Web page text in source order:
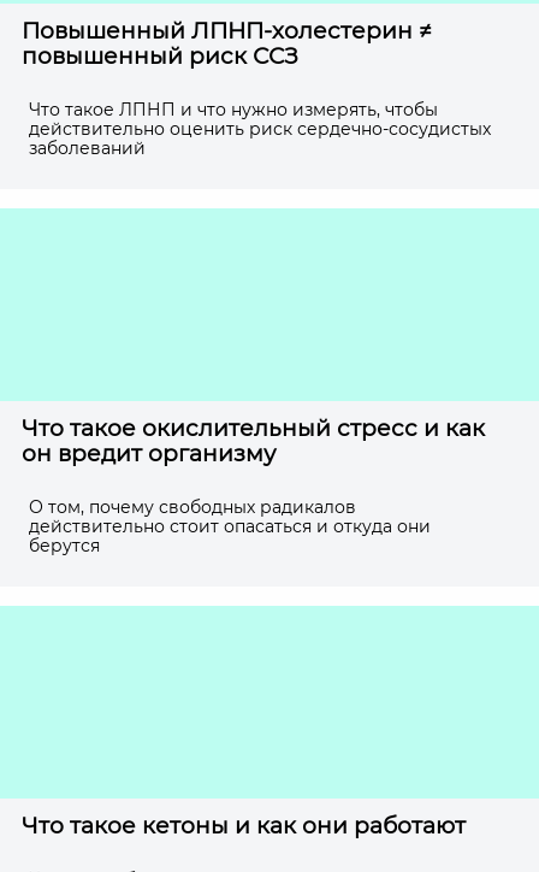
Повышенный ЛПНП-холестерин ≠
повышенный риск ССЗ
Что такое ЛПНП и что нужно измерять, чтобы
действительно оценить риск сердечно-сосудистых
заболеваний
Что такое окислительный стресс и как
он вредит организму
О том, почему свободных радикалов
действительно стоит опасаться и откуда они
берутся
Что такое кетоны и как они работают